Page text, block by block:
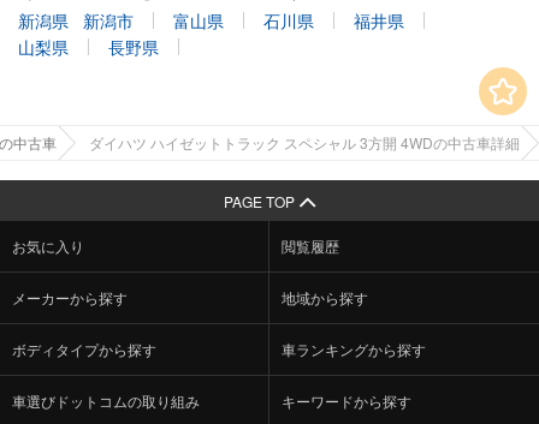
新潟県
新潟市 富山県 石川県
福井県
山梨県
長野県
中古車 ダイハツ ハイゼットトラック スペシャル 3方開 4WDの中古車詳細
PAGE TOP
お気に入り 閲覧履歴
メーカーから探す 地域から探す
ボディタイプから探す 車ランキングから探す
車選びドットコムの取り組み キーワードから探す